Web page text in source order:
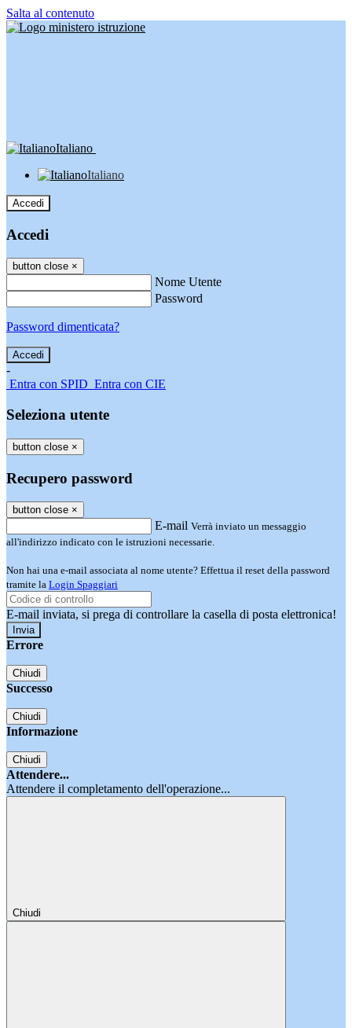
Salta al contenuto
Italiano
Italiano
Accedi
Accedi
button close ×
Nome Utente
Password
Password dimenticata?
-
Entra con SPID Entra con CIE
Seleziona utente
button close ×
Recupero password
button close ×
E-mail Verrà inviato un messaggio
all'indirizzo indicato con le istruzioni necessarie.
Non hai una e-mail associata al nome utente? Effettua il reset della password
tramite la Login Spaggiari
E-mail inviata, si prega di controllare la casella di posta elettronica!
Errore
Chiudi
Successo
Chiudi
Informazione
Chiudi
Attendere...
Attendere il completamento dell'operazione...
Chiudi